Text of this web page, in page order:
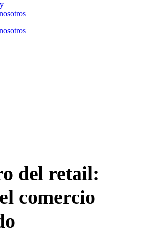
del retail:
comercio